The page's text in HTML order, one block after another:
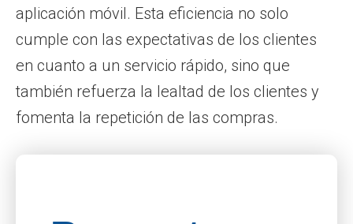
aplicación móvil. Esta eficiencia no solo
cumple con las expectativas de los clientes
en cuanto a un servicio rápido, sino que
también refuerza la lealtad de los clientes y
fomenta la repetición de las compras.